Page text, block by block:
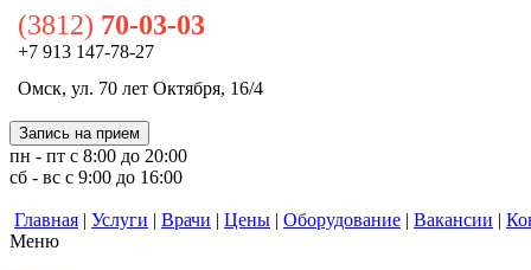
(3812) 70-03-03
+7 913 147-78-27
Омск, ул. 70 лет Октября, 16/4
Запись на прием
пн - пт с 8:00 до 20:00
сб - вс с 9:00 до 16:00
Главная | Услуги | Врачи | Цены | Оборудование | Вакансии |
Меню